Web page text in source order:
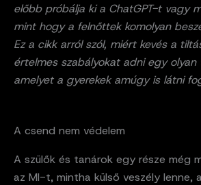
előbb próbálja ki a ChatGPT-t vagy
mint hogy a felnőttek komolyan
Ez a cikk arról szól, miért kevés a
értelmes szabályokat adni egy olyan
amelyet a gyerekek amúgy is látni
A csend nem védelem
A szülők és tanárok egy része még
az MI-t, mintha külső veszély lenne,